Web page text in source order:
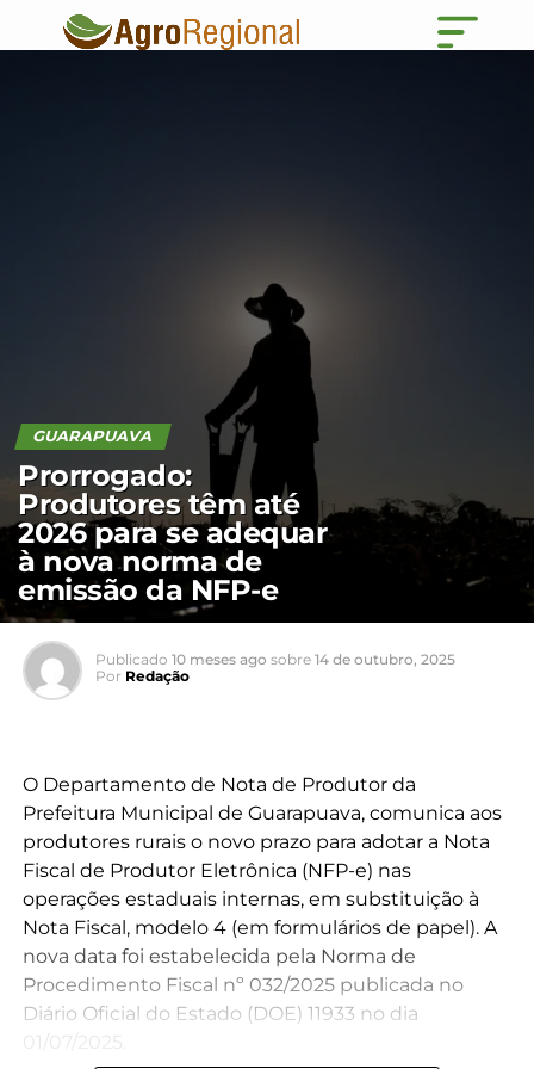
GUARAPUAVA
Prorrogado:
Produtores têm até
2026 para se adequar
à nova norma de
emissão da NFP-e
Publicado 10 meses ago sobre 14 de outubro, 2025
Por Redação
O Departamento de Nota de Produtor da
Prefeitura Municipal de Guarapuava, comunica aos
produtores rurais o novo prazo para adotar a Nota
Fiscal de Produtor Eletrônica (NFP-e) nas
operações estaduais internas, em substituição à
Nota Fiscal, modelo 4 (em formulários de papel). A
nova data foi estabelecida pela Norma de
Procedimento Fiscal nº 032/2025 publicada no
Diário Oficial do Estado (DOE) 11933 no dia